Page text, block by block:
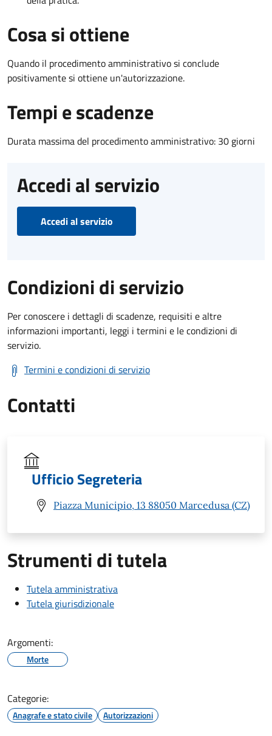
Cosa si ottiene
Quando il procedimento amministrativo si conclude
positivamente si ottiene un'autorizzazione.
Tempi e scadenze
Durata massima del procedimento amministrativo: 30 giorni
Accedi al servizio
Accedi al servizio
Condizioni di servizio
Per conoscere i dettagli di scadenze, requisiti e altre
informazioni importanti, leggi i termini e le condizioni di
servizio.
Termini e condizioni di servizio
Contatti
Ufficio Segreteria
Piazza Municipio, 13 88050 Marcedusa (CZ)
Strumenti di tutela
Tutela amministrativa
Tutela giurisdizionale
Argomenti:
Morte
Categorie:
Anagrafe e stato civile Autorizzazioni